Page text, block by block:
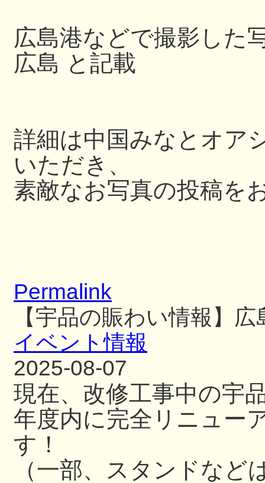
広島港などで撮影した
広島 と記載
詳細は中国みなとオア
いただき、
素敵なお写真の投稿を
Permalink
【宇品の賑わい情報】
イベント情報
2025-08-07
現在、改修工事中の宇
年度内に完全リニュー
す！
（一部、スタンドなど